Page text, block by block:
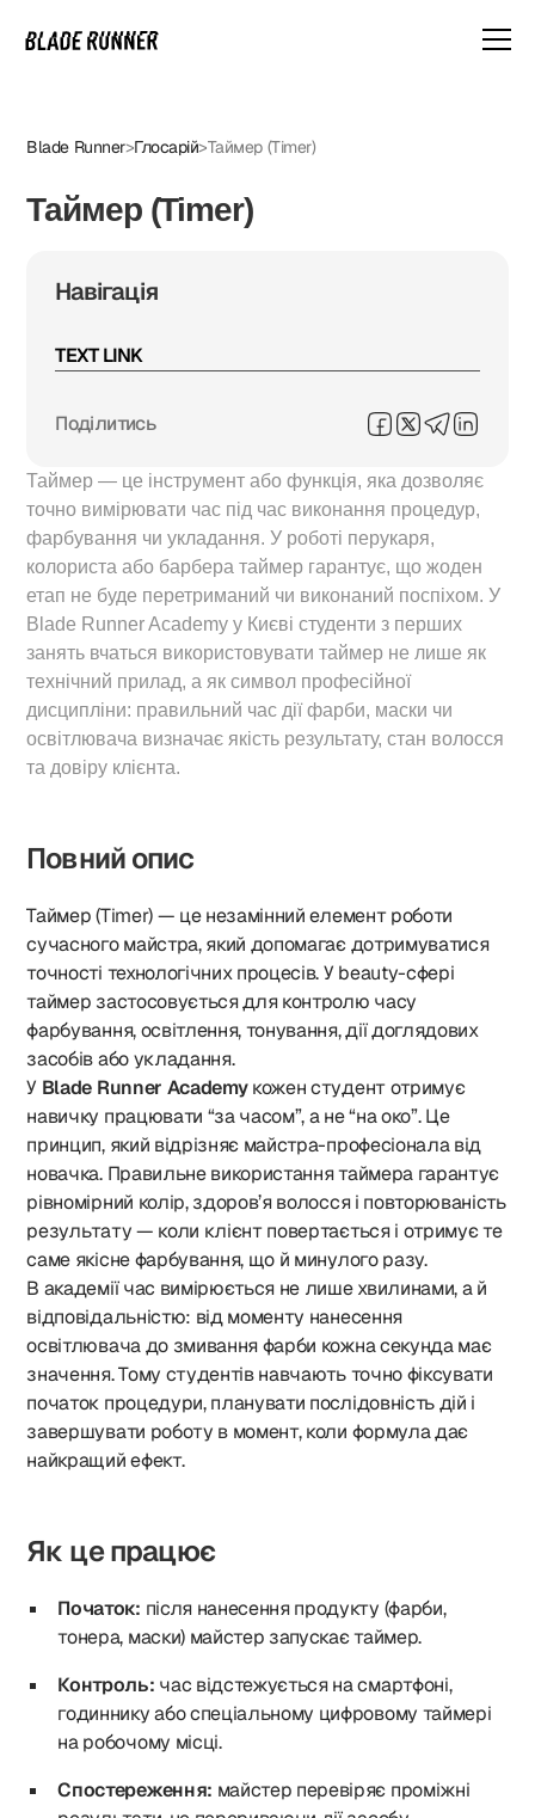
Blade Runner>Глосарій>Таймер (Timer)
Таймер (Timer)
Навігація
TEXT LINK
Поділитись
Таймер — це інструмент або функція, яка дозволяє
точно вимірювати час під час виконання процедур,
фарбування чи укладання. У роботі перукаря,
колориста або барбера таймер гарантує, що жоден
етап не буде перетриманий чи виконаний поспіхом. У
Blade Runner Academy у Києві студенти з перших
занять вчаться використовувати таймер не лише як
технічний прилад, а як символ професійної
дисципліни: правильний час дії фарби, маски чи
освітлювача визначає якість результату, стан волосся
та довіру клієнта.
Повний опис
Таймер (Timer) — це незамінний елемент роботи
сучасного майстра, який допомагає дотримуватися
точності технологічних процесів. У beauty-сфері
таймер застосовується для контролю часу
фарбування, освітлення, тонування, дії доглядових
засобів або укладання.
У Blade Runner Academyкожен студент отримує
навичку працювати “за часом”, а не “на око”. Це
принцип, який відрізняє майстра-професіонала від
новачка. Правильне використання таймера гарантує
рівномірний колір, здоров’я волосся і повторюваність
результату — коли клієнт повертається і отримує те
саме якісне фарбування, що й минулого разу.
В академії час вимірюється не лише хвилинами, а й
відповідальністю: від моменту нанесення
освітлювача до змивання фарби кожна секунда має
значення. Тому студентів навчають точно фіксувати
початок процедури, планувати послідовність дій і
завершувати роботу в момент, коли формула дає
найкращий ефект.
Як це працює
Початок: після нанесення продукту (фарби,
тонера, маски) майстер запускає таймер.
Контроль: час відстежується на смартфоні,
годиннику або спеціальному цифровому таймері
на робочому місці.
Спостереження: майстер перевіряє проміжні